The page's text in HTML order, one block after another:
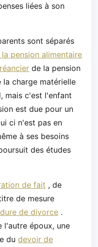
liées à son
sont séparés
pension alimentaire
de la pension
la charge matérielle
mais c'est l'enfant
est due pour un
ci n'est pas en
à ses besoins
des études
de fait , de
de mesure
de divorce .
l'autre époux, une
dudevoir de